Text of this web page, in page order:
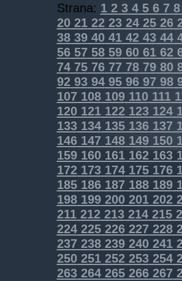
Strana: 12345678
20212223242526
38394041424344
56575859606162
74757677787980
92939495969798
107108109110111
120121122123124
133134135136137
146147148149150
159160161162163
172173174175176
185186187188189
198199200201202
211212213214215
224225226227228
237238239240241
250251252253254
263264265266267